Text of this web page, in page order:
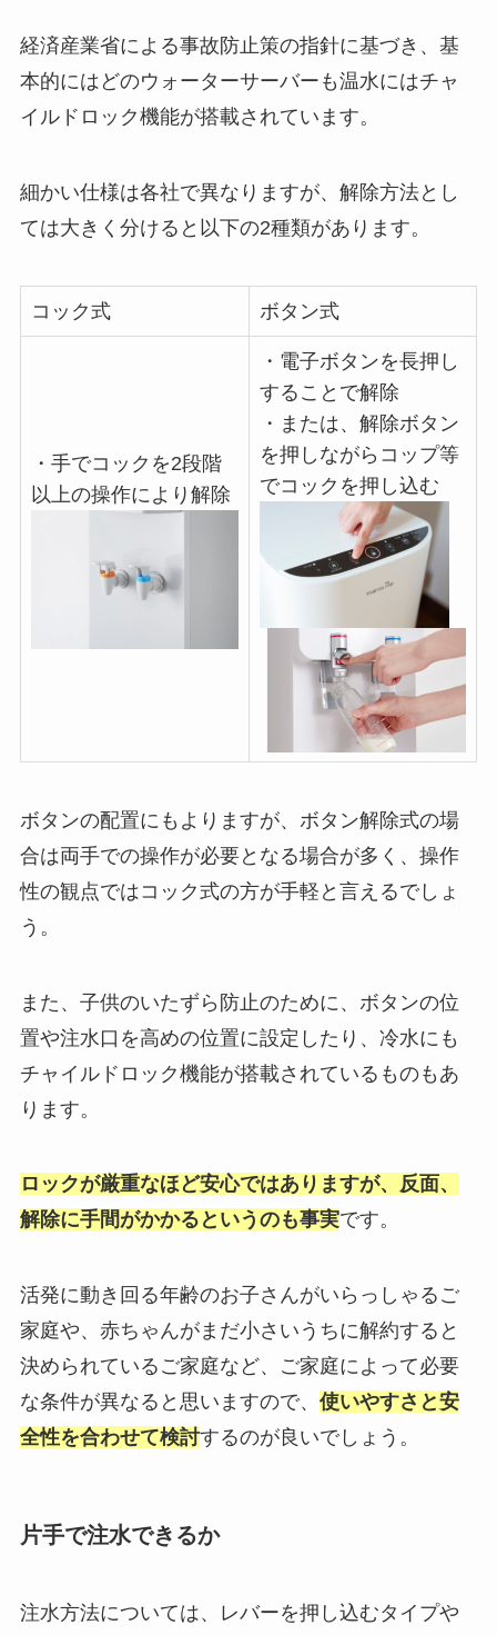
経済産業省による事故防止策の指針に基づき、 基
本的にはどのウォーターサーバーも温水にはチャ
イルドロック機能が搭載されています。
細かい仕様は各社で異なりますが、解除方法とし
ては大きく分けると以下の2種類があります。
コック式 ボタン式
・手でコックを2段階
以上の操作により解除
・電子ボタンを長押し
することで解除
・または、解除ボタン
を押しながらコップ等
でコックを押し込む
ボタンの配置にもよりますが、ボタン解除式の場
合は両手での操作が必要となる場合が多く、操作
性の観点ではコック式の方が手軽と言えるでしょ
う。
また、子供のいたずら防止のために、ボタンの位
置や注水口を高めの位置に設定したり、冷水にも
チャイルドロック機能が搭載されているものもあ
ります。
ロックが厳重なほど安心ではありますが、反面、
解除に手間がかかるというのも事実です。
活発に動き回る年齢のお子さんがいらっしゃるご
家庭や、赤ちゃんがまだ小さいうちに解約すると
決められているご家庭など、ご家庭によって必要
な条件が異なると思いますので、 使いやすさと安
全性を合わせて検討するのが良いでしょう。
片手で注水できるか
注水方法については、レバーを押し込むタイプや